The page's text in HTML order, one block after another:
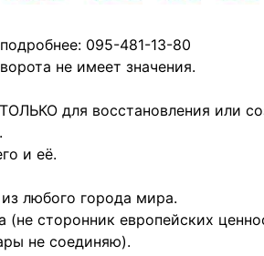
095-481-13-80
не имеет значения.
для восстановления или
и её.
любого города мира.
(не сторонник европейских
не соединяю).